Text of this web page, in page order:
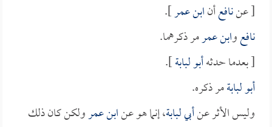
[ عننافعأنابن عمر].
نافعوابن عمرمر ذكرهما.
[ بعدما حدثهأبو لبابة].
أبو لبابةمر ذكره.
وليس الأثر عنأبي لبابة، إنما هو عنابن عمرولكن كان ذلك